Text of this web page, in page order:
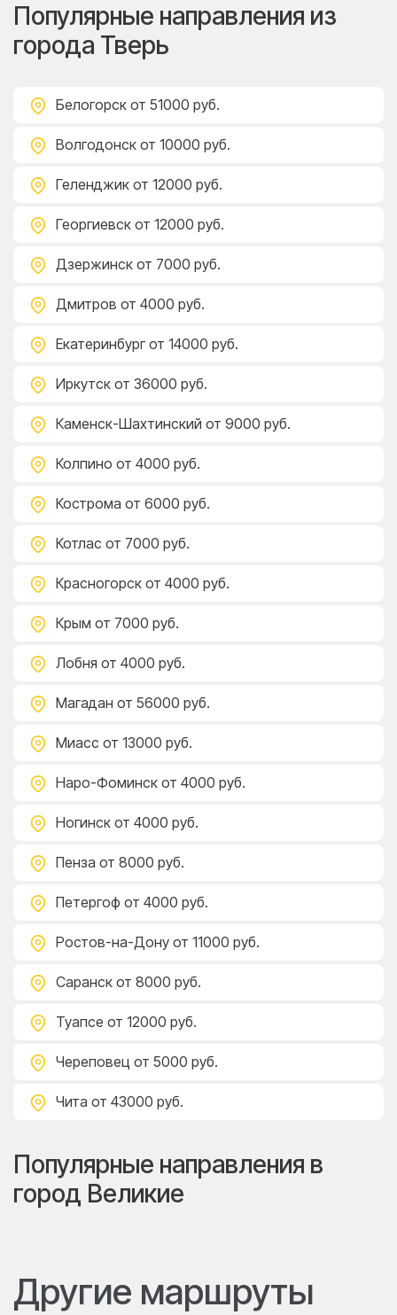
Популярные направления из
города Тверь
Белогорск от 51000 руб.
Волгодонск от 10000 руб.
Геленджик от 12000 руб.
Георгиевск от 12000 руб.
Дзержинск от 7000 руб.
Дмитров от 4000 руб.
Екатеринбург от 14000 руб.
Иркутск от 36000 руб.
Каменск-Шахтинский от 9000 руб.
Колпино от 4000 руб.
Кострома от 6000 руб.
Котлас от 7000 руб.
Красногорск от 4000 руб.
Крым от 7000 руб.
Лобня от 4000 руб.
Магадан от 56000 руб.
Миасс от 13000 руб.
Наро-Фоминск от 4000 руб.
Ногинск от 4000 руб.
Пенза от 8000 руб.
Петергоф от 4000 руб.
Ростов-на-Дону от 11000 руб.
Саранск от 8000 руб.
Туапсе от 12000 руб.
Череповец от 5000 руб.
Чита от 43000 руб.
Популярные направления в
город Великие
Другие маршруты